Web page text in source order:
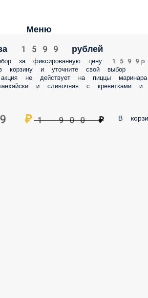
Меню
1599 рублей
за фиксированную цену 1599р
корзину и уточните свой выбор
не действует на пиццы маринара
и сливочная с креветками и
₽ 1 900 ₽ В